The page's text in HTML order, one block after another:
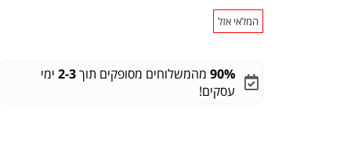
המלאי אזל
90% מהמשלוחים מסופקים תוך2-3 ימי
עסקים!